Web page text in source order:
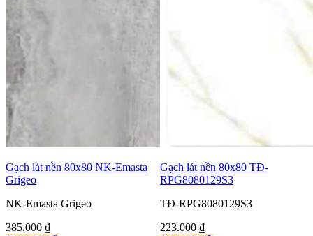
Gạch lát nền 80x80 NK-Emasta
Grigeo
NK-Emasta Grigeo
385.000 ₫
Gạch lát nền 80x80 TĐ-
RPG8080129S3
TĐ-RPG8080129S3
223.000 ₫